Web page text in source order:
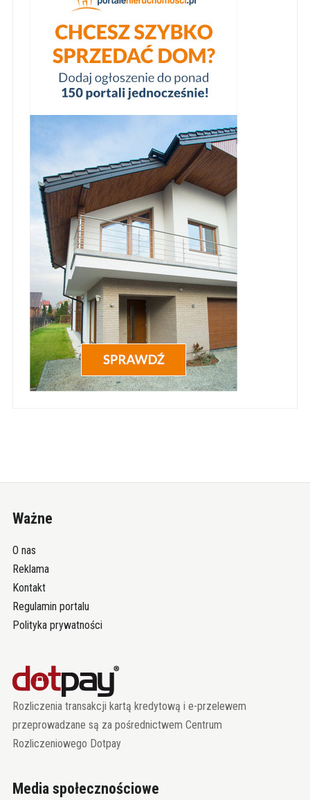
Ważne
O nas
Reklama
Kontakt
Regulamin portalu
Polityka prywatności
Rozliczenia transakcji kartą kredytową i e-przelewem
przeprowadzane są za pośrednictwem Centrum
Rozliczeniowego Dotpay
Media społecznościowe